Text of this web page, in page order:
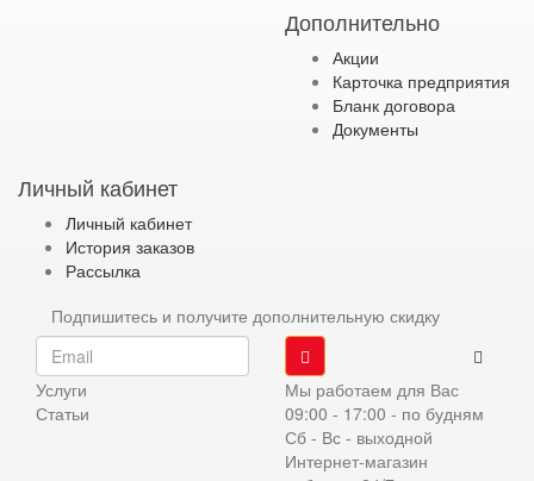
Дополнительно
Акции
Карточка предприятия
Бланк договора
Документы
Личный кабинет
Личный кабинет
История заказов
Рассылка
Подпишитесь и получите дополнительную скидку
Услуги
Статьи
Мы работаем для Вас
09:00 - 17:00 - по будням
Сб - Вс - выходной
Интернет-магазин